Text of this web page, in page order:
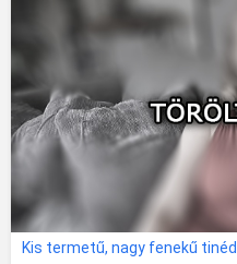
Kis termetű, nagy fenekű